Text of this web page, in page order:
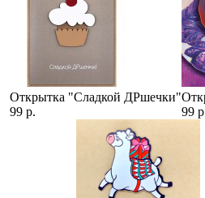
Открытка "Сладкой ДРшечки"
99 р.
99